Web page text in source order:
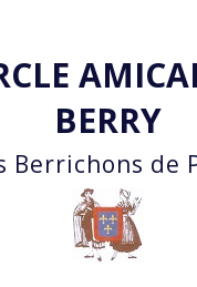
BERRY
Berrichons de